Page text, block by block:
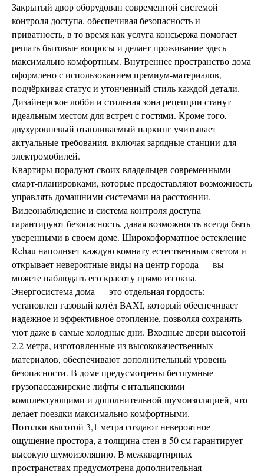
Закрытый двор оборудован современной системой
контроля доступа, обеспечивая безопасность и
приватность, в то время как услуга консьержа помогает
решать бытовые вопросы и делает проживание здесь
максимально комфортным. Внутреннее пространство дома
оформлено с использованием премиум-материалов,
подчёркивая статус и утонченный стиль каждой детали.
Дизайнерское лобби и стильная зона рецепции станут
идеальным местом для встреч с гостями. Кроме того,
двухуровневый отапливаемый паркинг учитывает
актуальные требования, включая зарядные станции для
электромобилей.
Квартиры порадуют своих владельцев современными
смарт-планировками, которые предоставляют возможность
управлять домашними системами на расстоянии.
Видеонаблюдение и система контроля доступа
гарантируют безопасность, давая возможность всегда быть
уверенными в своем доме. Широкоформатное остекление
Rehau наполняет каждую комнату естественным светом и
открывает невероятные виды на центр города — вы
можете наблюдать его красоту прямо из окна.
Энергосистема дома — это отдельная гордость:
установлен газовый котёл BAXI, который обеспечивает
надежное и эффективное отопление, позволяя сохранять
уют даже в самые холодные дни. Входные двери высотой
2,2 метра, изготовленные из высококачественных
материалов, обеспечивают дополнительный уровень
безопасности. В доме предусмотрены бесшумные
грузопассажирские лифты с итальянскими
комплектующими и дополнительной шумоизоляцией, что
делает поездки максимально комфортными.
Потолки высотой 3,1 метра создают невероятное
ощущение простора, а толщина стен в 50 см гарантирует
высокую шумоизоляцию. В межквартирных
пространствах предусмотрена дополнительная